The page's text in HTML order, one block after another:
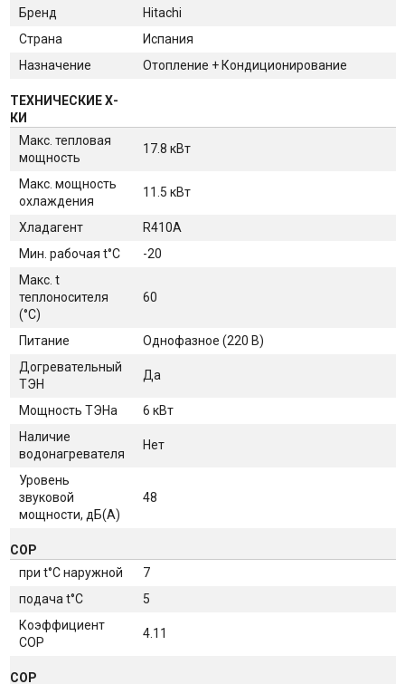
Бренд
Hitachi
Страна
Испания
Назначение
Отопление + Кондиционирование
ТЕХНИЧЕСКИЕ Х-
КИ
Макс. тепловая
мощность
17.8 кВт
Макс. мощность
охлаждения
11.5 кВт
Хладагент
R410A
Мин. рабочая t°C
-20
Макс. t
теплоносителя
(°C)
60
Питание
Однофазное (220 В)
Догревательный
ТЭН
Да
Мощность ТЭНа
6 кВт
Наличие
водонагревателя
Нет
Уровень
звуковой
мощности, дБ(A)
48
СОР
при t°C наружной
7
подача t°C
5
Коэффициент
COP
4.11
СОР